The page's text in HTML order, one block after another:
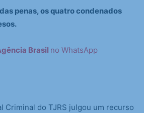
penas, os quatro condenados
Brasil no WhatsApp
Criminal do TJRS julgou um recurso